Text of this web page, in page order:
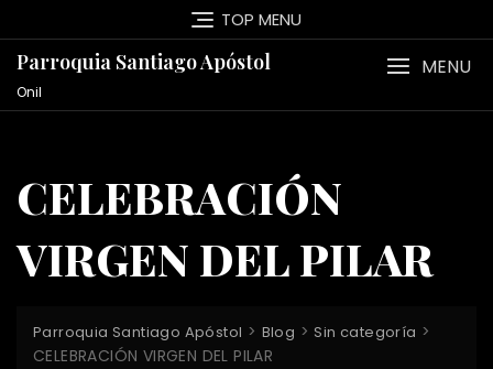
al
contenido
TOP MENU
Parroquia Santiago Apóstol
Onil
MENU
CELEBRACIÓN
VIRGEN DEL PILAR
Parroquia Santiago Apóstol > Blog > Sin categoría >
CELEBRACIÓN VIRGEN DEL PILAR